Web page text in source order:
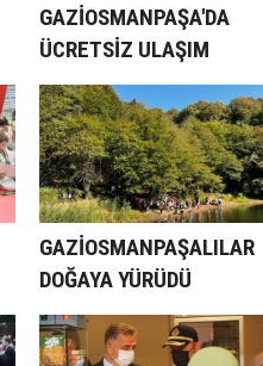
GAZİOSMANPAŞA'DA
ÜCRETSİZ ULAŞIM
GAZİOSMANPAŞALILAR
DOĞAYA YÜRÜDÜ